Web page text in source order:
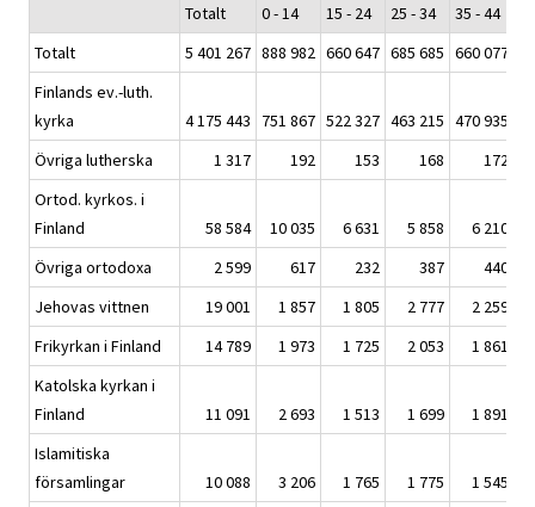
Totalt
0 - 14 15 - 24 25 - 34 35 - 44
Totalt
5 401 267 888 982 660 647 685 685 660 077
Finlands ev.-luth.
kyrka
4 175 443 751 867 522 327 463 215 470 935
Övriga lutherska
1 317 192 153 168
172
Ortod. kyrkos. i
Finland
58 584 10 035 6 631 5 858
6 210
Övriga ortodoxa
2 599 617 232 387
440
Jehovas vittnen
19 001 1 857 1 805 2 777
2 259
Frikyrkan i Finland
14 789 1 973 1 725 2 053
1 861
Katolska kyrkan i
Finland
11 091 2 693 1 513 1 699
1 891
Islamitiska
församlingar
10 088 3 206 1 765 1 775
1 545